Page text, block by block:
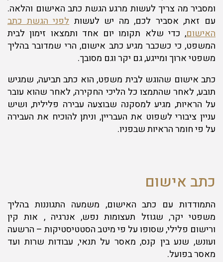
ומסביר מה צריך לעשות מרגע הגשת כתב האישום והלאה.
עם זאת, אסביר לכם, מה יש לעשות לפני הגשת כתב
האישום, כדי שלא תקומו יום אחד ותמצאו זימון לבית
המשפט, כי כשכבר מגיע כתב אישום, הרי שמדובר בהליך
משפטי ארוך ומייגע, גם יקר וגם מסובך.
כתב אישום שהוגש לבית משפט, הוא כתב תביעה, שמגיש
תובע, לאחר שהתמצו כל הליכי החקירה, לאחר שהוא עובר
על הראיות, מגיע למסקנה שבוצעה עבירה פלילית, ושיש
עניין ציבורי לשפוט את העבריין, וניתן להוכיח את העבירה
על פי חומר הראיות שבפניו.
כתב אישום
התמודדות עם כתב האישום, משמעה התגוננות בהליך
משפטי יקר, שגוזל תעצומות נפש, אנרגיה , אות קין
ורישום פלילי, שסופו על פי מיטב הסטטיסטיקות – הרשעה
ועונש, שנע בין קנס, מאסר על תנאי, עבודות שרות ועד
מאסר בפועל.